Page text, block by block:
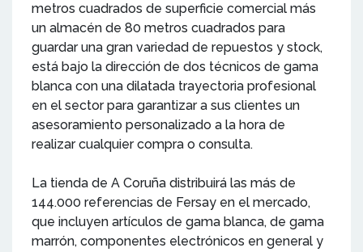
metros cuadrados de superficie comercial más
un almacén de 80 metros cuadrados para
guardar una gran variedad de repuestos y stock,
está bajo la dirección de dos técnicos de gama
blanca con una dilatada trayectoria profesional
en el sector para garantizar a sus clientes un
asesoramiento personalizado a la hora de
realizar cualquier compra o consulta.
La tienda de A Coruña distribuirá las más de
144.000 referencias de Fersay en el mercado,
que incluyen artículos de gama blanca, de gama
marrón, componentes electrónicos en general y